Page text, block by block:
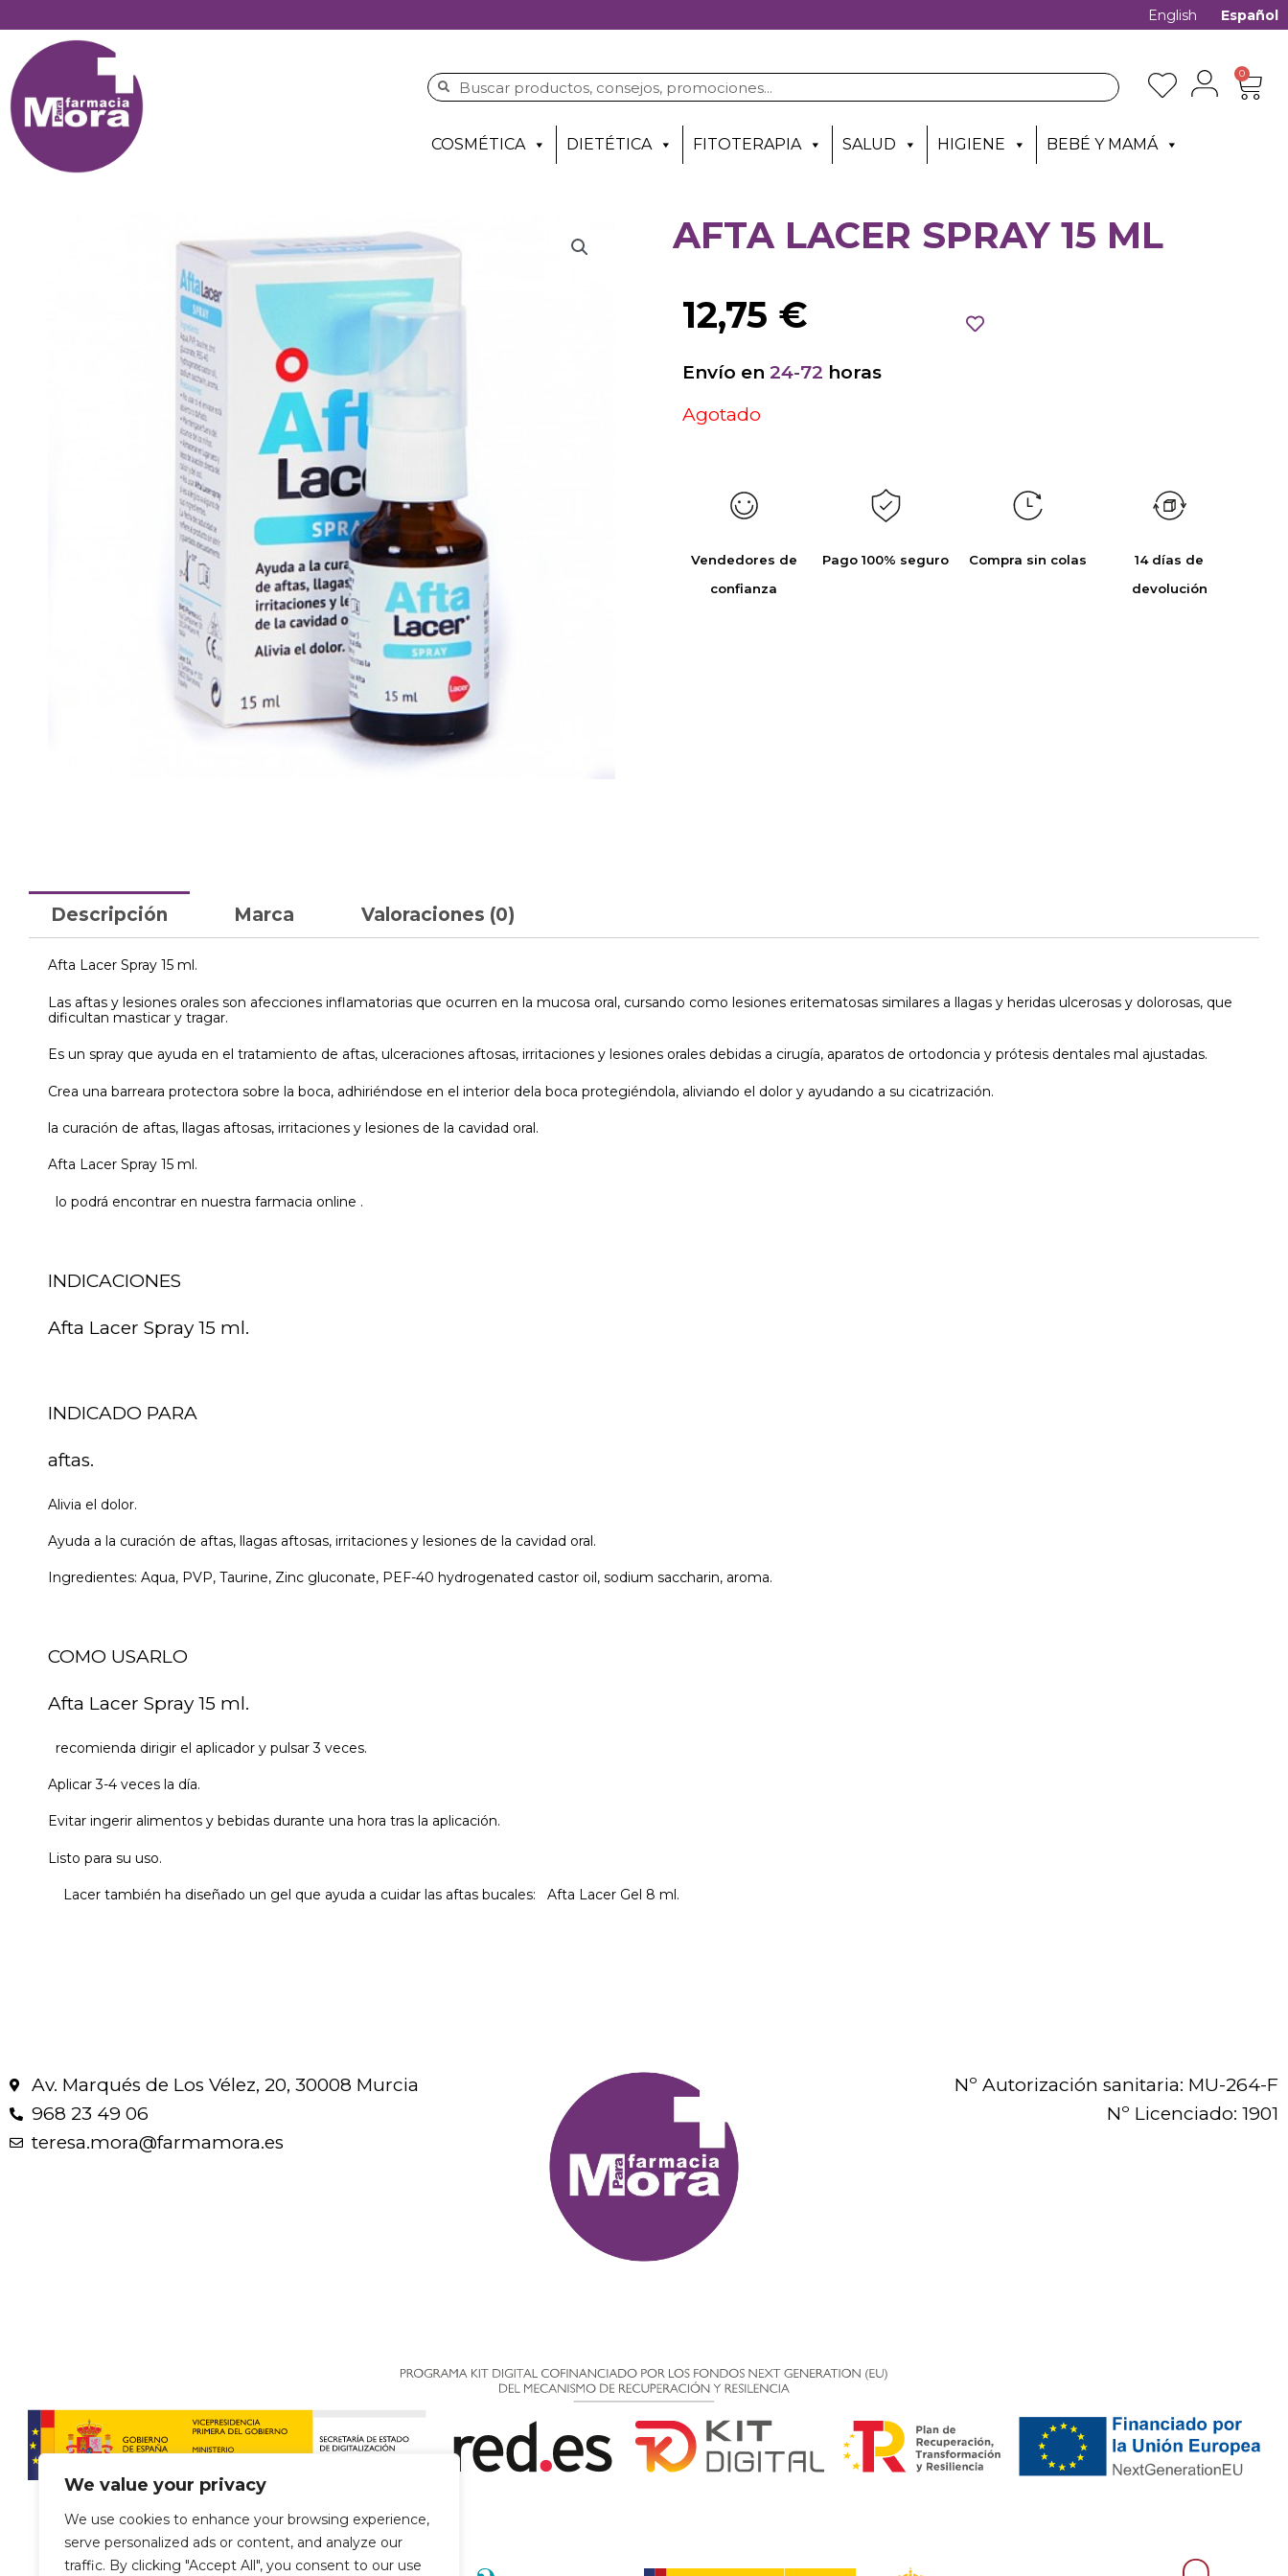
We value your privacy
We use cookies to enhance your browsing experience,
serve personalized ads or content, and analyze our
traffic. By clicking "Accept All", you consent to our use
English Español
0
COSMÉTICA DIETÉTICA FITOTERAPIA SALUD HIGIENE BEBÉ Y MAMÁ
AFTA LACER SPRAY 15 ML
12,75 €
Envío en 24-72 horas
Agotado
Vendedores de
confianza
Pago 100% seguro Compra sin colas
14 días de
devolución
Descripción Marca Valoraciones (0)
Afta Lacer Spray 15 ml.
Las aftas y lesiones orales son afecciones inflamatorias que ocurren en la mucosa oral, cursando como lesiones eritematosas similares a llagas y heridas ulcerosas y dolorosas, que
dificultan masticar y tragar.
Es un spray que ayuda en el tratamiento de aftas, ulceraciones aftosas, irritaciones y lesiones orales debidas a cirugía, aparatos de ortodoncia y prótesis dentales mal ajustadas.
Crea una barreara protectora sobre la boca, adhiriéndose en el interior dela boca protegiéndola, aliviando el dolor y ayudando a su cicatrización.
la curación de aftas, llagas aftosas, irritaciones y lesiones de la cavidad oral.
Afta Lacer Spray 15 ml.
lo podrá encontrar en nuestra farmacia online .
INDICACIONES
Afta Lacer Spray 15 ml.
INDICADO PARA
aftas.
Alivia el dolor.
Ayuda a la curación de aftas, llagas aftosas, irritaciones y lesiones de la cavidad oral.
Ingredientes: Aqua, PVP, Taurine, Zinc gluconate, PEF-40 hydrogenated castor oil, sodium saccharin, aroma.
COMO USARLO
Afta Lacer Spray 15 ml.
recomienda dirigir el aplicador y pulsar 3 veces.
Aplicar 3-4 veces la día.
Evitar ingerir alimentos y bebidas durante una hora tras la aplicación.
Listo para su uso.
Lacer también ha diseñado un gel que ayuda a cuidar las aftas bucales: Afta Lacer Gel 8 ml.
Av. Marqués de Los Vélez, 20, 30008 Murcia
968 23 49 06
teresa.mora@farmamora.es
Nº Autorización sanitaria: MU-264-F
Nº Licenciado: 1901